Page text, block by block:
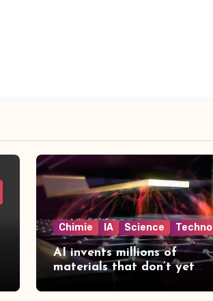
Chimie IA Science Techno
AI invents millions of
materials that don’t yet